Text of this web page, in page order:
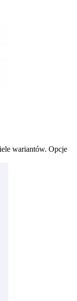
wariantów. Opcje